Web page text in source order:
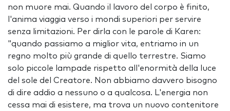
non muore mai. Quando il lavoro del corpo è finito,
l'anima viaggia verso i mondi superiori per servire
senza limitazioni. Per dirla con le parole di Karen:
"quando passiamo a miglior vita, entriamo in un
regno molto più grande di quello terrestre. Siamo
solo piccole lampade rispetto all'enormità della luce
del sole del Creatore. Non abbiamo davvero bisogno
di dire addio a nessuno o a qualcosa. L'energia non
cessa mai di esistere, ma trova un nuovo contenitore